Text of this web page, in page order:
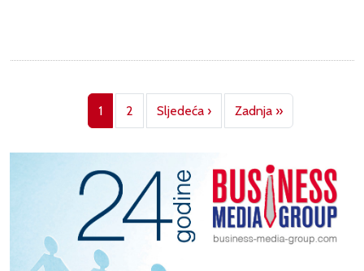
1 2 Sljedeća ›Next page
Zadnja »Last page